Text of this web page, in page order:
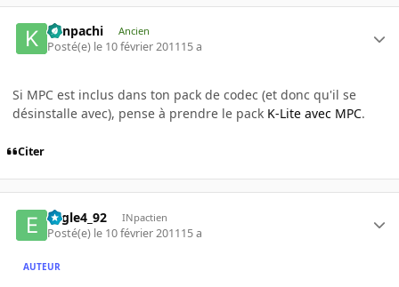
Kenpachi Ancien
Posté(e) le 10 février 201115 a
Si MPC est inclus dans ton pack de codec (et donc qu'il se
désinstalle avec), pense à prendre le pack K-Lite avec MPC.
Citer
Eagle4_92 INpactien
Posté(e) le 10 février 201115 a
AUTEUR